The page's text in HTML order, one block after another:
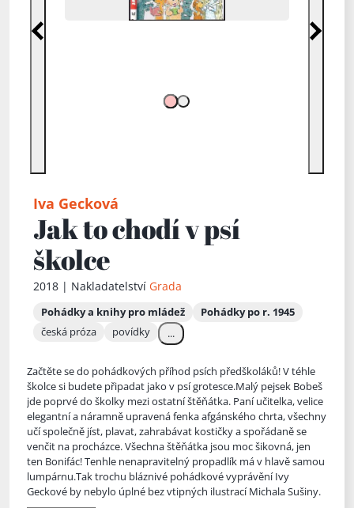
Předchozí Další
Iva Gecková
Jak to chodí v psí
školce
2018 | Nakladatelství Grada
Pohádky a knihy pro mládež
Pohádky po r. 1945
česká próza
povídky ...
Začtěte se do pohádkových příhod psích předškoláků! V téhle
školce si budete připadat jako v psí grotesce.Malý pejsek Bobeš
jde poprvé do školky mezi ostatní štěňátka. Paní učitelka, velice
elegantnía náramně upravená fenka afgánského chrta, všechny
učí společně jíst, plavat, zahrabávat kostičky a spořádaně se
venčit na procházce. Všechna štěňátka jsou moc šikovná, jen
ten Bonifác! Tenhle nenapravitelný propadlík má v hlavě samou
lumpárnu.Tak trochu bláznivé pohádkové vyprávění Ivy
Geckové by nebylo úplné bez vtipných ilustrací Michala Sušiny.